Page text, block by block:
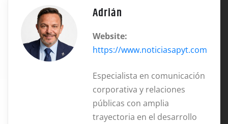
Adrián
Website:
https://www.noticiasapyt.com
Especialista en comunicación
corporativa y relaciones
públicas con amplia
trayectoria en el desarrollo